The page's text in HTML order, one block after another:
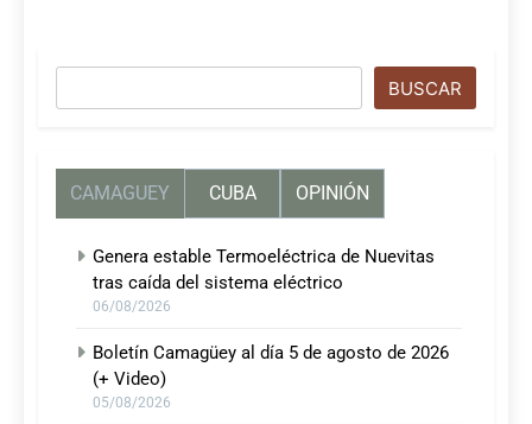
BUSCAR
CAMAGUEY CUBA OPINIÓN
Genera estable Termoeléctrica de Nuevitas
tras caída del sistema eléctrico
06/08/2026
Boletín Camagüey al día 5 de agosto de 2026
(+ Video)
05/08/2026